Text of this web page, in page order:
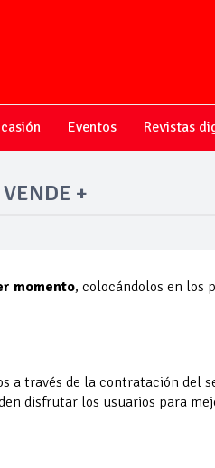
Eventos Revistas
+
momento, colocándolos en los
a través de la contratación del
disfrutar los usuarios para